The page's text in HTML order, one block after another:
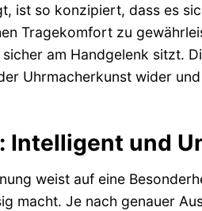
ist so konzipiert, dass es
Tragekomfort zu
am Handgelenk sitzt.
Uhrmacherkunst wider
Intelligent und
weist auf eine
macht. Je nach genauer